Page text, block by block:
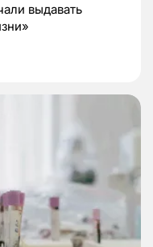
выдавать